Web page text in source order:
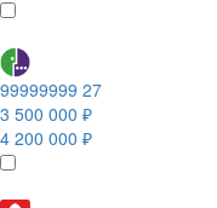
99999999 27
3 500 000 ₽
4 200 000 ₽